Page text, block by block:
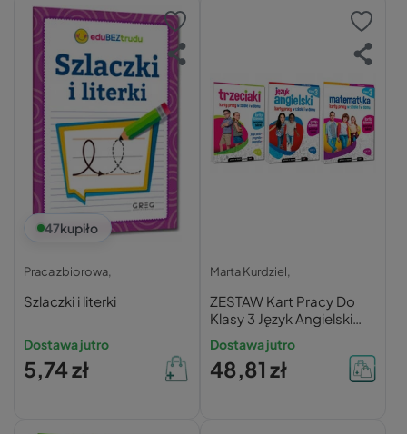
47kupiło
Praca zbiorowa,
Szlaczki i literki
Dostawa jutro
5,74 zł
Marta Kurdziel,
ZESTAW Kart Pracy Do
Klasy 3 Język Angielski
Polski Matematyka Greg
Dostawa jutro
48,81 zł